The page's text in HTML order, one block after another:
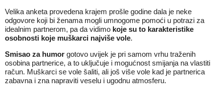
Velika anketa provedena krajem prošle godine dala je neke
odgovore koji bi ženama mogli umnogome pomoći u potrazi za
idealnim partnerom, pa da vidimo koje su to karakteristike
osobnosti koje muškarci najviše vole.
Smisao za humor gotovo uvijek je pri samom vrhu traženih
osobina partnerice, a to uključuje i mogućnost smijanja na vlastiti
račun. Muškarci se vole šaliti, ali još više vole kad je partnerica
zabavna i zna napraviti veselu i ugodnu atmosferu.